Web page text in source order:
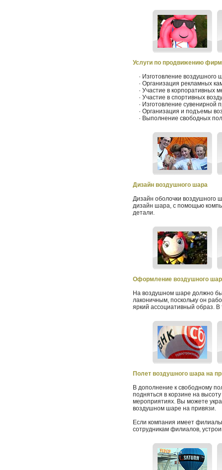
Услуги по продвижению
· Изготовление воздушного
· Организация рекламных
· Участие в корпоративных
· Участие в спортивных
· Изготовление сувенирной
· Организация и подъемы
· Выполнение свободных
Дизайн воздушного шара
Дизайн оболочки воздушного
дизайн шара, с помощью
детали.
Оформление воздушного
На воздушном шаре должно
лаконичным, поскольку он
яркий ассоциативный образ. В
Полет воздушного шара на
В дополнение к свободному
подняться в корзине на
мероприятиях. Вы можете
воздушном шаре на привязи.
Если компания имеет филиалы
сотрудникам филиалов,